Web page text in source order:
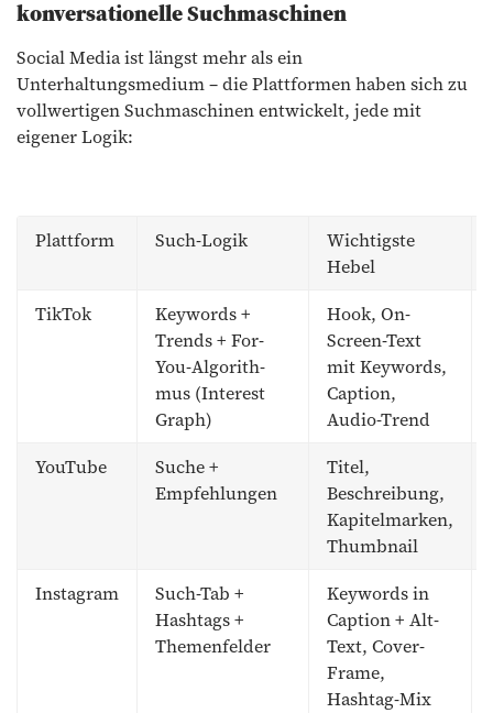
konversationelle Suchmaschinen
Social Media ist längst mehr als ein
Unterhaltungsmedium – die Plattformen haben sich zu
vollwertigen Suchmaschinen entwickelt, jede mit
eigener Logik:
Plattform Such-Logik
Wichtigste
Hebel
TikTok
Keywords +
Trends + For-
You-Algorith-
mus (Interest
Graph)
Hook, On-
Screen-Text
mit Keywords,
Caption,
Audio-Trend
YouTube
Suche +
Empfehlungen
Titel,
Beschreibung,
Kapitelmarken,
Thumbnail
Instagram
Such-Tab +
Hashtags +
Themenfelder
Keywords in
Caption + Alt-
Text, Cover-
Frame,
Hashtag-Mix